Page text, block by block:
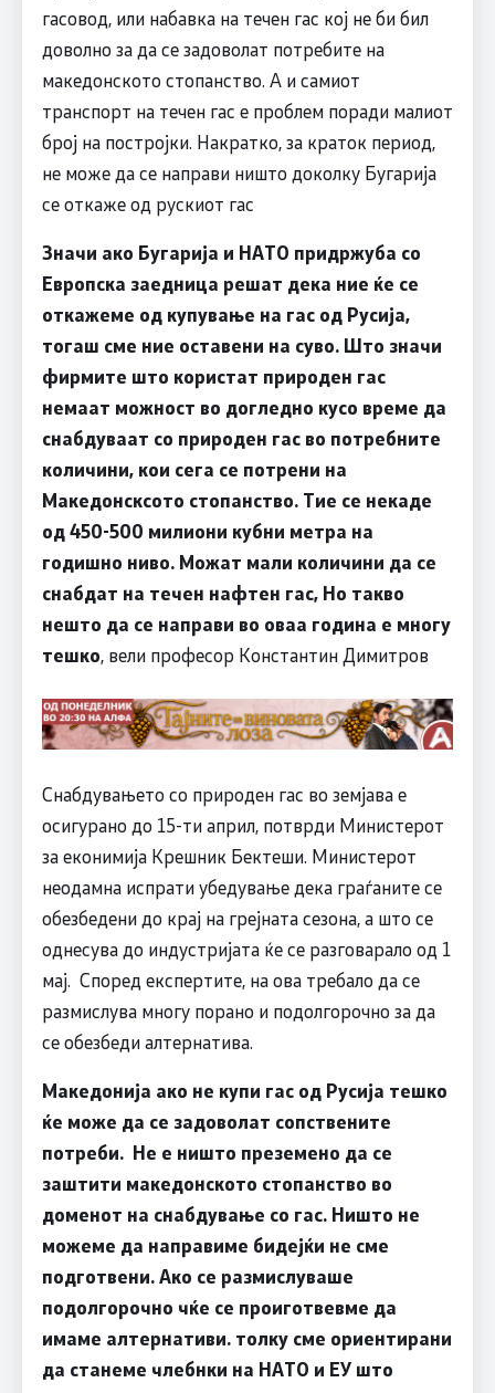
гасовод, или набавка на течен гас кој не би бил
доволно за да се задоволат потребите на
македонското стопанство. А и самиот
транспорт на течен гас е проблем поради малиот
број на постројки. Накратко, за краток период,
не може да се направи ништо доколку Бугарија
се откаже од рускиот гас
Значи ако Бугарија и НАТО придржуба со
Европска заедница решат дека ние ќе се
откажеме од купување на гас од Русија,
тогаш сме ние оставени на суво. Што значи
фирмите што користат природен гас
немаат можност во догледно кусо време да
снабдуваат со природен гас во потребните
количини, кои сега се потрени на
Македонсксото стопанство. Тие се некаде
од 450-500 милиони кубни метра на
годишно ниво. Можат мали количини да се
снабдат на течен нафтен гас, Но такво
нешто да се направи во оваа година е многу
тешко, вели професор Константин Димитров
Снабдувањето со природен гас во земјава е
осигурано до 15-ти април, потврди Министерот
за еконимија Крешник Бектеши. Министерот
неодамна испрати убедување дека граѓаните се
обезбедени до крај на грејната сезона, а што се
однесува до индустријата ќе се разговарало од 1
мај. Според експертите, на ова требало да се
размислува многу порано и подолгорочно за да
се обезбеди алтернатива.
Македонија ако не купи гас од Русија тешко
ќе може да се задоволат сопствените
потреби. Не е ништо преземено да се
заштити македонското стопанство во
доменот на снабдување со гас. Ништо не
можеме да направиме бидејќи не сме
подготвени. Ако се размислуваше
подолгорочно чќе се проиготвевме да
имаме алтернативи. толку сме ориентирани
да станеме члебнки на НАТО и ЕУ што